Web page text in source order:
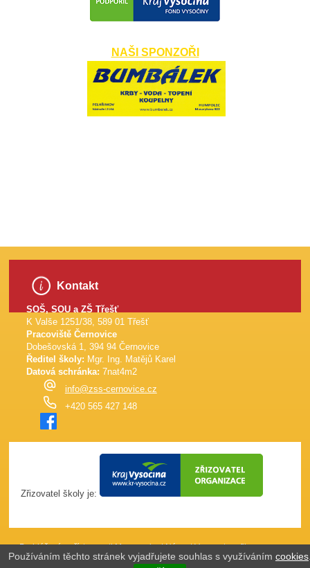
NAŠI SPONZOŘI
Kontakt
SOŠ, SOU a ZŠ Třešť
K Valše 1251/38, 589 01 Třešť
Pracoviště Černovice
Dobešovská 1, 394 94 Černovice
Ředitel školy: Mgr. Ing. Matějů Karel
Datová schránka: 7nat4m2
info@zss-cernovice.cz
+420 565 427 148
Zřizovatel školy je:
Prohlášení o přístupnosti Mapa webu|Názor|Vypnout grafiku
Webové stránky vytvořila společnost just4web.cz s.r.o. (J4W-RS v7.0)
Používáním těchto stránek vyjadřujete souhlas s využíváním cookies